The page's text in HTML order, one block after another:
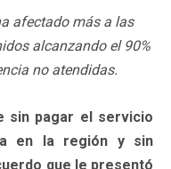
afectado más a las
alcanzando el 90%
no atendidas.
sin pagar el servicio
en la región y sin
que le presentó